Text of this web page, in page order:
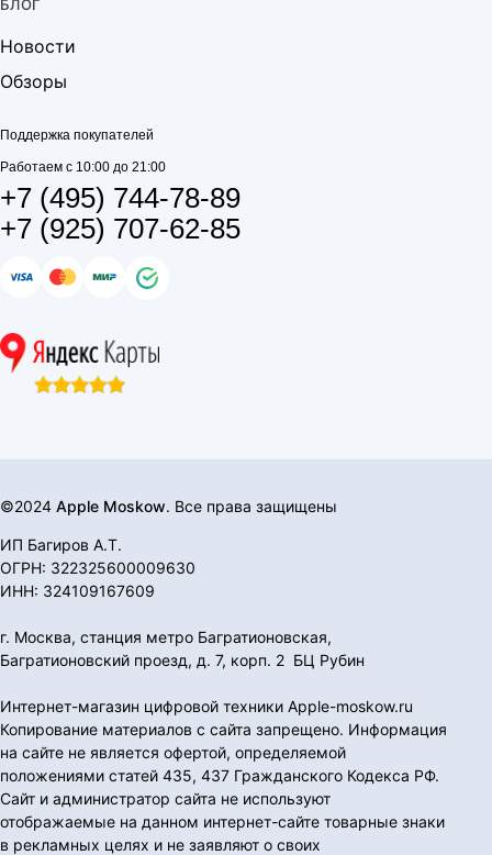
БЛОГ
Новости
Обзоры
Поддержка покупателей
Работаем с 10:00 до 21:00
+7 (495) 744-78-89
+7 (925) 707-62-85
©2024 Apple Moskow. Все права защищены
ИП Багиров А.Т.
ОГРН: 322325600009630
ИНН: 324109167609
г. Москва, станция метро Багратионовская,
Багратионовский проезд, д. 7, корп. 2 БЦ Рубин
Интернет-магазин цифровой техники Apple-moskow.ru
Копирование материалов с сайта запрещено. Информация
на сайте не является офертой, определяемой
положениями статей 435, 437 Гражданского Кодекса РФ.
Сайт и администратор сайта не используют
отображаемые на данном интернет-сайте товарные знаки
в рекламных целях и не заявляют о своих